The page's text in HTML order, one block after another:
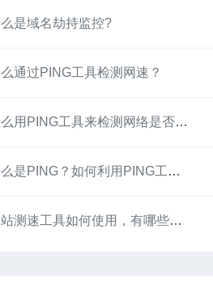
是域名劫持监控?
通过PING工具检测网速？
怎么用PING工具来检测网络是否丢包？
什么是PING？如何利用PING工具检查网络是否连通？
网站测速工具如何使用，有哪些注意事项